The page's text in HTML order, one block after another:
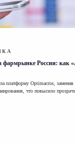
России: как
платформу Optimacros,
что повысило